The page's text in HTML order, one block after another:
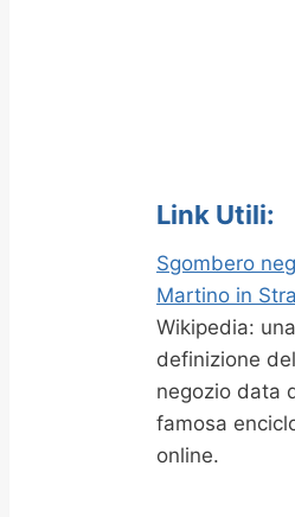
Link Utili:
Sgombero
Martino in
Wikipedia: una
definizione
negozio data
famosa
online.